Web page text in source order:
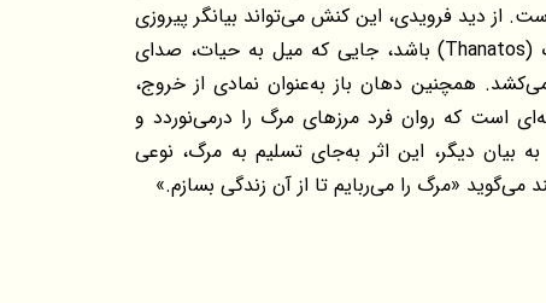
از دید فرویدی، این کنش می‌تواند بیانگر پیروزی
اصل زندگی (Eros) بر اصل مرگ (Thanatos) باشد، جایی که میل به حیات، صدای
همچنین دهان باز به‌عنوان نمادی از خروج،
است که روان فرد مرزهای مرگ را درمی‌نوردد و
بیان دیگر، این اثر به‌جای تسلیم به مرگ، نوعی
می‌گوید «مرگ را می‌ربایم تا از آن زندگی بسازم.»